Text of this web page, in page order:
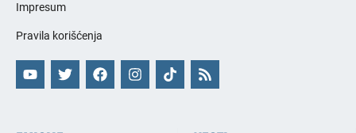
Impresum
Pravila korišćenja